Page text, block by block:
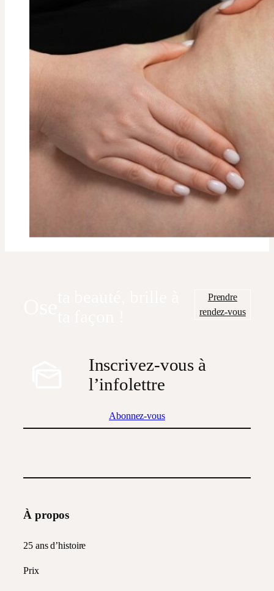
Prendre
rendez-vous
Inscrivez-vous à
l’infolettre
Abonnez-vous
À propos
25 ans d’histoire
Prix